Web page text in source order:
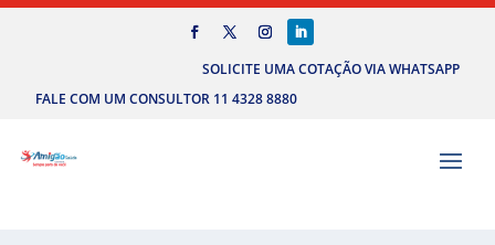
SOLICITE UMA COTAÇÃO VIA WHATSAPP
FALE COM UM CONSULTOR 11 4328 8880